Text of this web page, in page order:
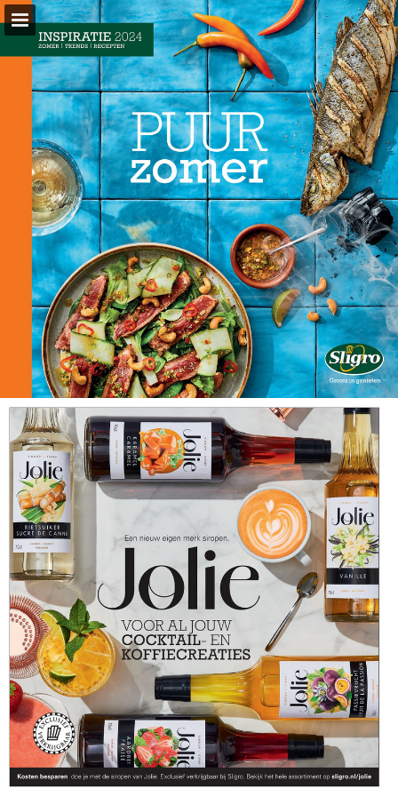
sligro.nl
Pagina overzicht
Volledig scherm
Gerelateerde Publicaties
Download PDF
Zoeken
Privacybeleid bekijken
Publicatie rapporteren